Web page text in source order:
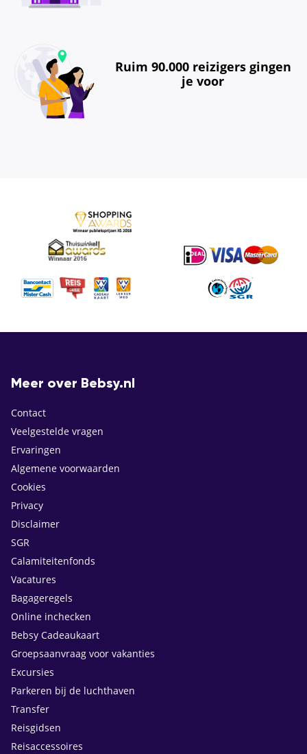
Ruim 90.000 reizigers gingen
je voor
Meer over Bebsy.nl
Contact
Veelgestelde vragen
Ervaringen
Algemene voorwaarden
Cookies
Privacy
Disclaimer
SGR
Calamiteitenfonds
Vacatures
Bagageregels
Online inchecken
Bebsy Cadeaukaart
Groepsaanvraag voor vakanties
Excursies
Parkeren bij de luchthaven
Transfer
Reisgidsen
Reisaccessoires